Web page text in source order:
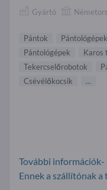
Gyártó
Pántok Pántológépek
Pántológépek
Karos
Tekercselőrobotok
Csévélőkocsik
...
További információk-
Ennek a szállítónak a